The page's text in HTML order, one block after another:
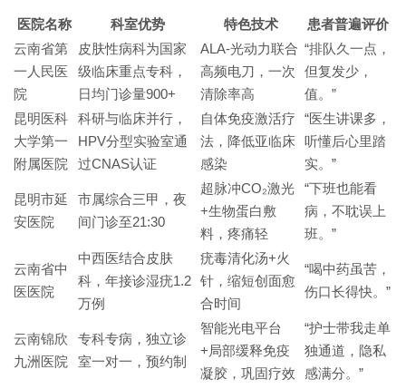
医院名称 科室优势 特色技术
患者普遍评价
云南省第
一人民医
院
皮肤性病科为国家
级临床重点专科，
日均门诊量900+
ALA-光动力联合
高频电刀，一次
清除率高
“排队久一点，
但复发少，
值。”
昆明医科
大学第一
附属医院
科研与临床并行，
HPV分型实验室通
过CNAS认证
自体免疫激活疗
法，降低亚临床
感染
“医生讲课多，
听懂后心里踏
实。”
昆明市延
安医院
市属综合三甲，夜
间门诊至21:30
超脉冲CO₂激光
+生物蛋白敷
料，疼痛轻
“下班也能看
病，不耽误上
班。”
云南省中
医医院
中西医结合皮肤
科，年接诊湿疣1.2
万例
疣毒清化汤+火
针，缩短创面愈
合时间
“喝中药虽苦，
伤口长得快。”
云南锦欣
九洲医院
专科专病，独立诊
室一对一，预约制
智能光电平台
+局部缓释免疫
凝胶，巩固疗效
“护士带我走单
独通道，隐私
感满分。”